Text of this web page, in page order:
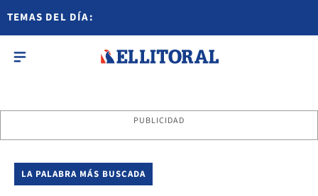
TEMAS DEL DÍA:
PUBLICIDAD
LA PALABRA MÁS BUSCADA